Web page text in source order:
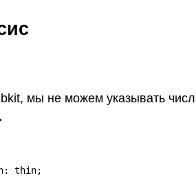
мы не можем указывать
thin;